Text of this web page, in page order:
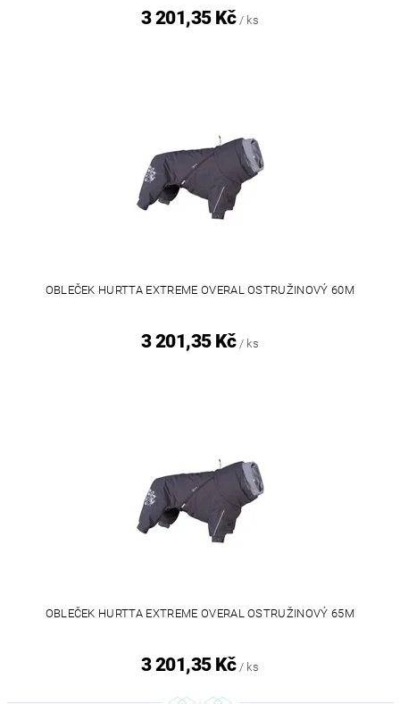
3 201,35 Kč / ks
OBLEČEK HURTTA EXTREME OVERAL OSTRUŽINOVÝ 60M
3 201,35 Kč / ks
OBLEČEK HURTTA EXTREME OVERAL OSTRUŽINOVÝ 65M
3 201,35 Kč / ks